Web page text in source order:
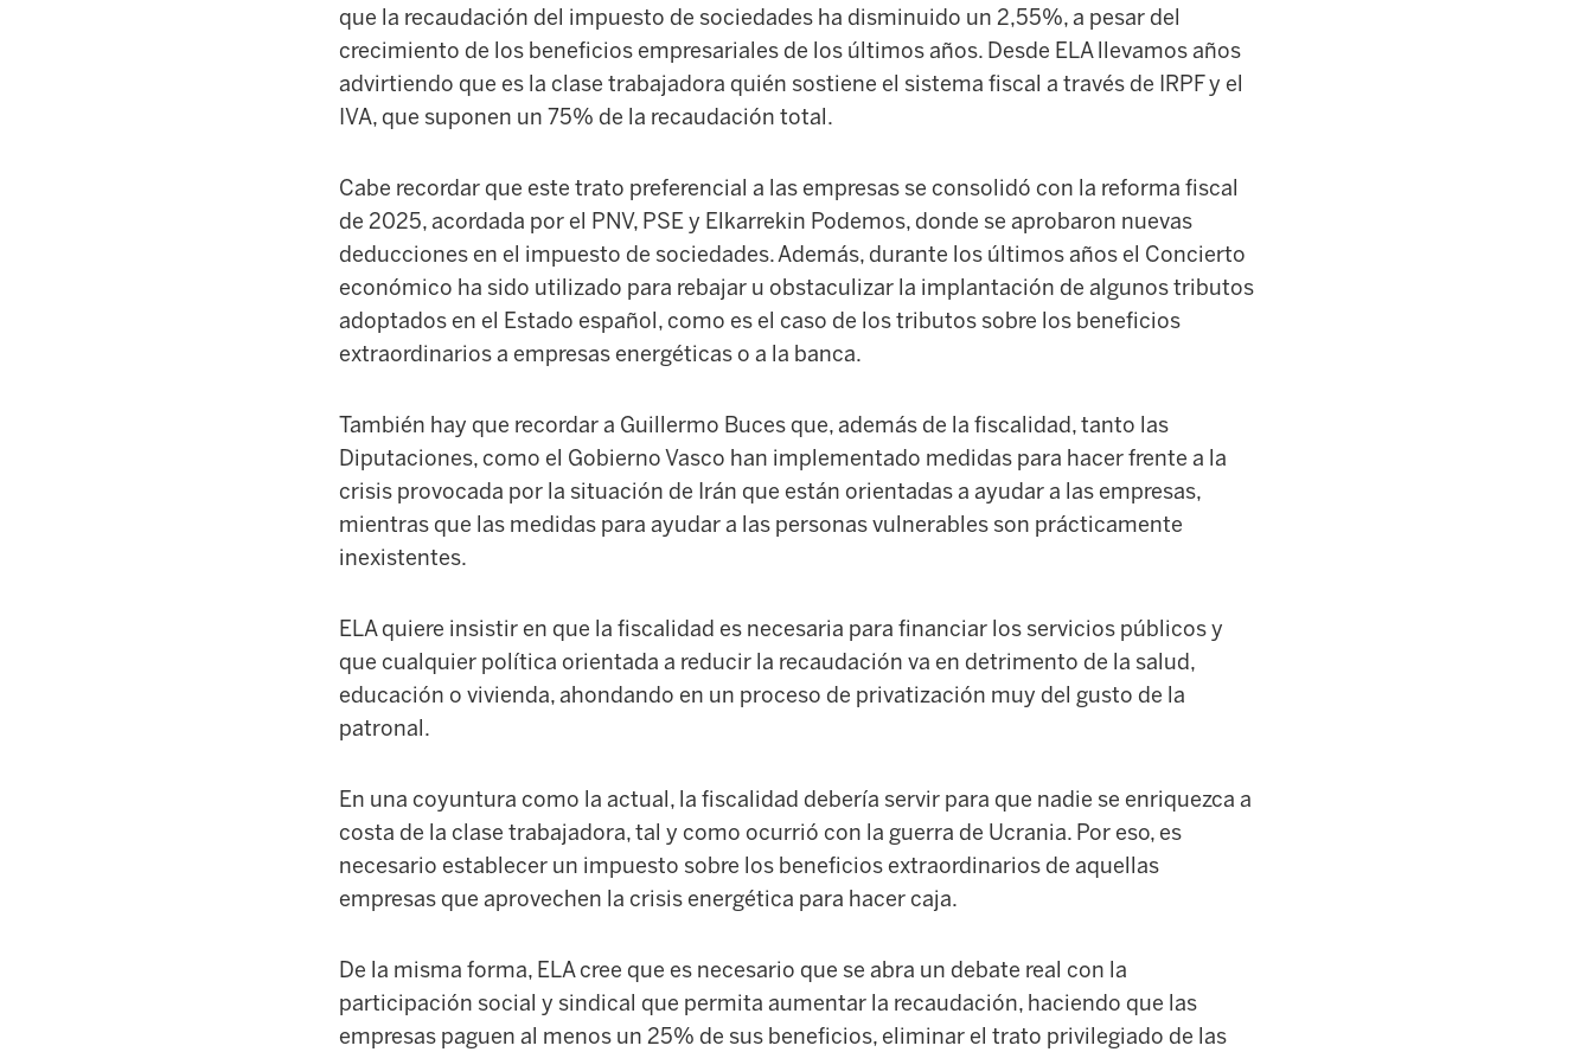
que la recaudación del impuesto de sociedades ha disminuido un 2,55%, a pesar del
crecimiento de los beneficios empresariales de los últimos años. Desde ELA llevamos años
advirtiendo que es la clase trabajadora quién sostiene el sistema fiscal a través de IRPF y el
IVA, que suponen un 75% de la recaudación total.
Cabe recordar que este trato preferencial a las empresas se consolidó con la reforma fiscal
de 2025,acordada por el PNV, PSE y Elkarrekin Podemos, donde se aprobaron nuevas
deducciones en el impuesto de sociedades. Además, durante los últimos años el Concierto
económico ha sido utilizado para rebajar u obstaculizar la implantación de algunos tributos
adoptados en el Estado español, como es el caso de los tributos sobre los beneficios
extraordinarios a empresas energéticas o a la banca.
También hay que recordar a Guillermo Buces que, además de la fiscalidad,tanto las
Diputaciones, como el Gobierno Vasco han implementado medidas para hacer frente a la
crisis provocada por la situación de Irán que están orientadas a ayudar a las empresas,
mientras que las medidas para ayudar a las personas vulnerables son prácticamente
inexistentes.
ELA quiere insistir en que la fiscalidad es necesaria para financiar los servicios públicos y
que cualquier política orientada a reducir la recaudación va en detrimento de la salud,
educación o vivienda, ahondando en un proceso de privatización muy del gusto de la
patronal.
En una coyuntura como la actual, la fiscalidad debería servir para que nadie se enriquezca a
costa de la clase trabajadora, tal y como ocurrió con la guerra de Ucrania. Por eso, es
necesario establecer un impuesto sobre los beneficios extraordinarios de aquellas
empresas que aprovechen la crisis energética para hacer caja.
De la misma forma, ELA cree que es necesario que se abra un debate real con la
participación social y sindical que permita aumentar la recaudación, haciendo que las
empresas paguen al menos un 25% de sus beneficios, eliminar el trato privilegiado de las